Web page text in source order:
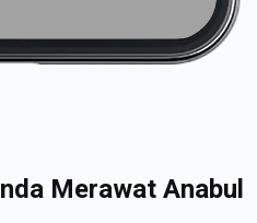
Merawat Anabul